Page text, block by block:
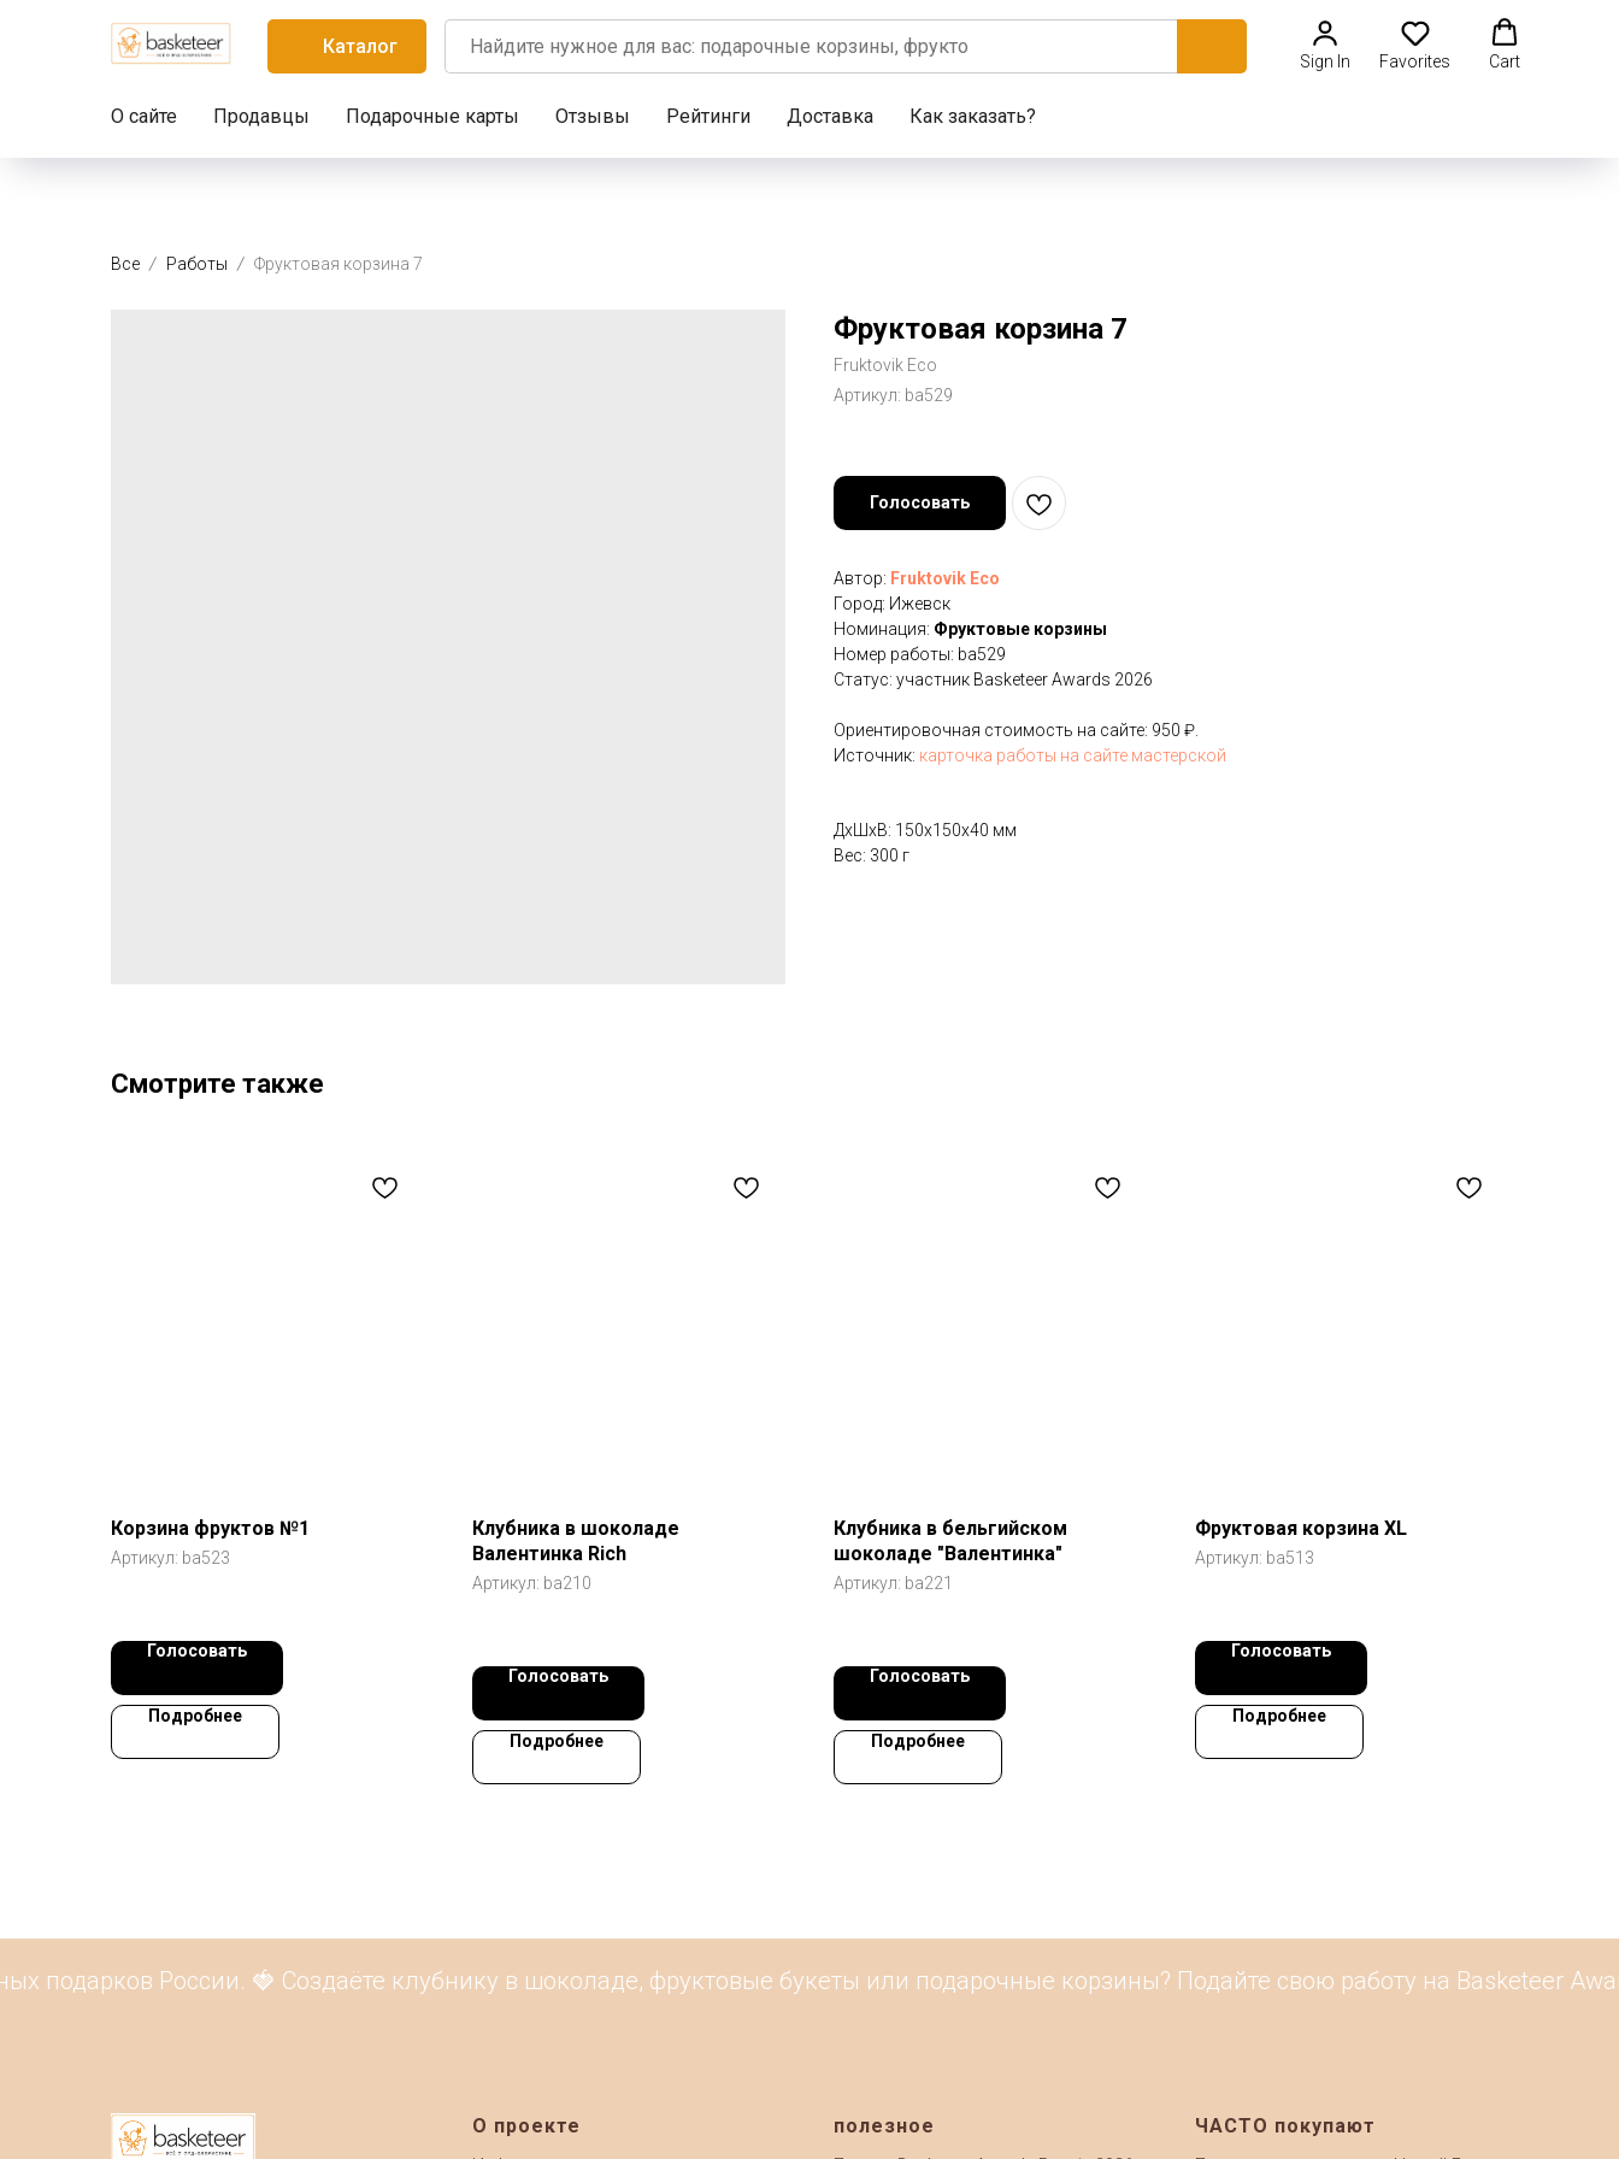
Каталог
Sign In Favorites Cart
О сайте Продавцы Подарочные карты Отзывы Рейтинги Доставка Как заказать?
Все Работы Фруктовая корзина 7
Фруктовая корзина 7
Fruktovik Eco
Артикул: ba529
Голосовать
Автор: Fruktovik Eco
Город: Ижевск
Номинация: Фруктовые корзины
Номер работы: ba529
Статус: участник Basketeer Awards 2026
Ориентировочная стоимость на сайте: 950 ₽.
Источник: карточка работы на сайте мастерской
ДxШxВ: 150x150x40 мм
Вес: 300 г
Смотрите также
Корзина фруктов №1
Артикул: ba523
Голосовать
Подробнее
Клубника в шоколаде
Валентинка Rich
Артикул: ba210
Голосовать
Подробнее
Клубника в бельгийском
шоколаде "Валентинка"
Артикул: ba221
Голосовать
Подробнее
Фруктовая корзина XL
Артикул: ba513
Голосовать
Подробнее
России. 🍓 Создаёте клубнику в шоколаде, фруктовые букеты или подарочные корзины? Подайте свою работу на Basketeer
О проекте полезное ЧАСТО покупают